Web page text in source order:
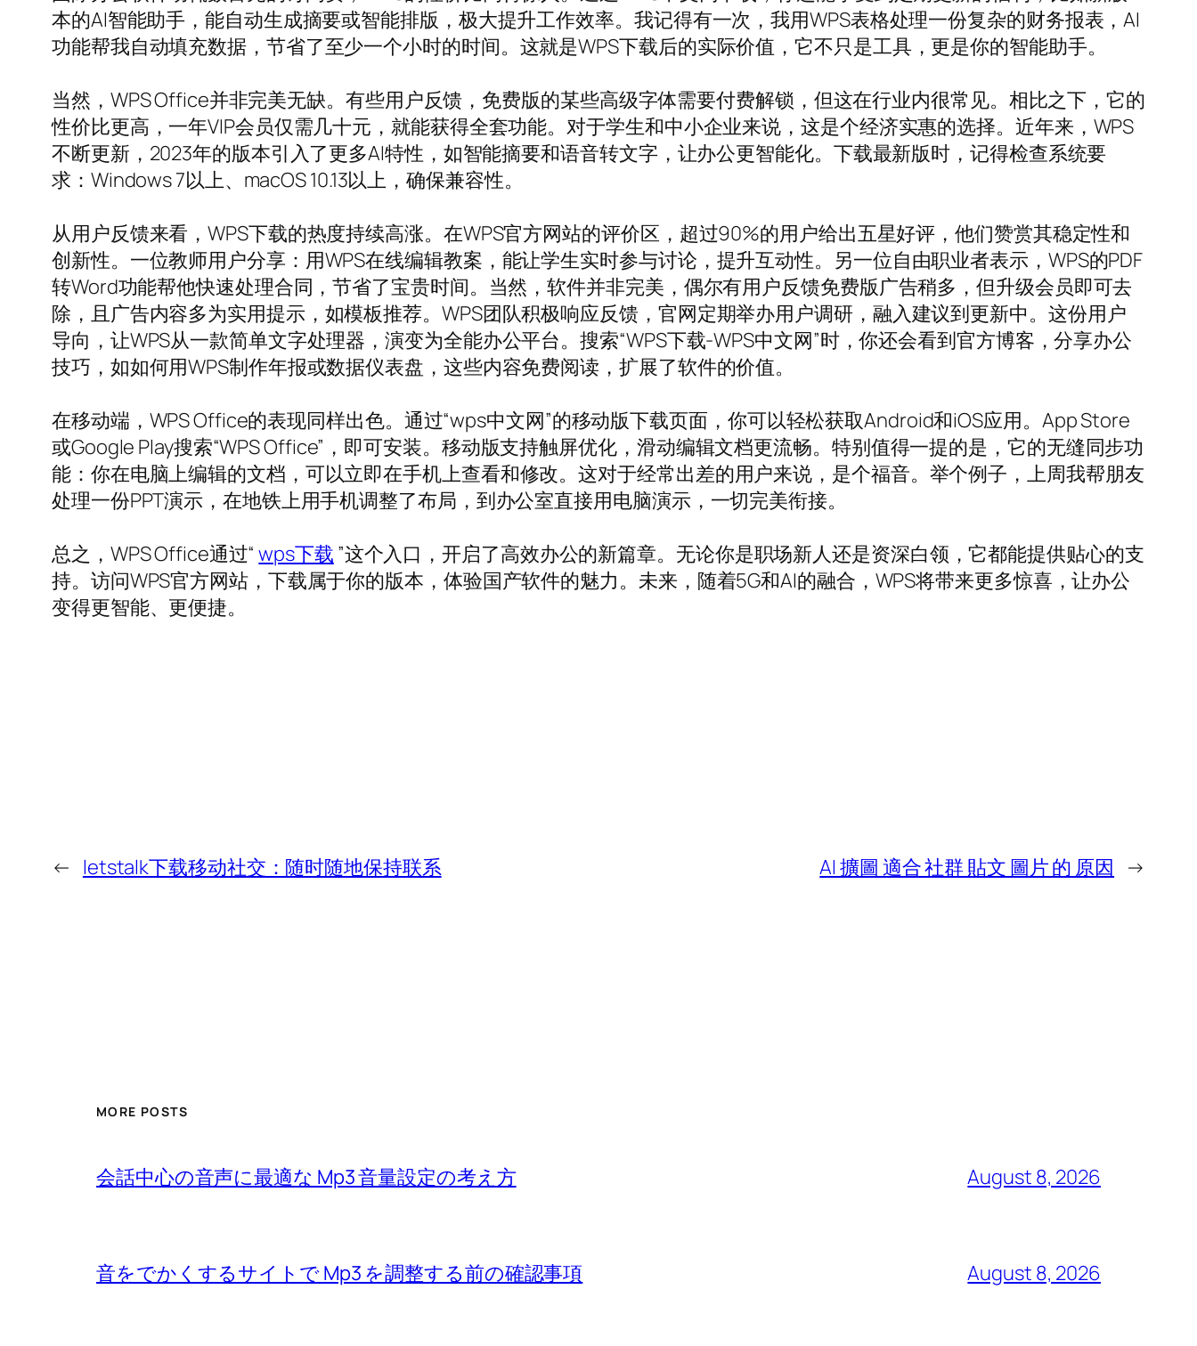
本的AI智能助手，能自动生成摘要或智能排版，极大提升工作效率。我记得有一次，我用WPS表格处理一份复杂的财务报表，AI
功能帮我自动填充数据，节省了至少一个小时的时间。这就是WPS下载后的实际价值，它不只是工具，更是你的智能助手。
当然，WPS Office并非完美无缺。有些用户反馈，免费版的某些高级字体需要付费解锁，但这在行业内很常见。相比之下，它的
性价比更高，一年VIP会员仅需几十元，就能获得全套功能。对于学生和中小企业来说，这是个经济实惠的选择。近年来，WPS
不断更新，2023年的版本引入了更多AI特性，如智能摘要和语音转文字，让办公更智能化。下载最新版时，记得检查系统要
求：Windows 7以上、macOS 10.13以上，确保兼容性。
从用户反馈来看，WPS下载的热度持续高涨。在WPS官方网站的评价区，超过90%的用户给出五星好评，他们赞赏其稳定性和
创新性。一位教师用户分享：用WPS在线编辑教案，能让学生实时参与讨论，提升互动性。另一位自由职业者表示，WPS的PDF
转Word功能帮他快速处理合同，节省了宝贵时间。当然，软件并非完美，偶尔有用户反馈免费版广告稍多，但升级会员即可去
除，且广告内容多为实用提示，如模板推荐。WPS团队积极响应反馈，官网定期举办用户调研，融入建议到更新中。这份用户
导向，让WPS从一款简单文字处理器，演变为全能办公平台。搜索“WPS下载-WPS中文网”时，你还会看到官方博客，分享办公
技巧，如如何用WPS制作年报或数据仪表盘，这些内容免费阅读，扩展了软件的价值。
在移动端，WPS Office的表现同样出色。通过“wps中文网”的移动版下载页面，你可以轻松获取Android和iOS应用。App Store
或Google Play搜索“WPS Office”，即可安装。移动版支持触屏优化，滑动编辑文档更流畅。特别值得一提的是，它的无缝同步功
能：你在电脑上编辑的文档，可以立即在手机上查看和修改。这对于经常出差的用户来说，是个福音。举个例子，上周我帮朋友
处理一份PPT演示，在地铁上用手机调整了布局，到办公室直接用电脑演示，一切完美衔接。
总之，WPS Office通过“wps下载 ”这个入口，开启了高效办公的新篇章。无论你是职场新人还是资深白领，它都能提供贴心的支
持。访问WPS官方网站，下载属于你的版本，体验国产软件的魅力。未来，随着5G和AI的融合，WPS将带来更多惊喜，让办公
变得更智能、更便捷。
← letstalk下载移动社交：随时随地保持联系 AI 擴圖 適合 社群 貼文 圖片 的 原因 →
MORE POSTS
会話中心の音声に最適な Mp3 音量設定の考え方 August 8, 2026
音をでかくするサイトで Mp3 を調整する前の確認事項 August 8, 2026